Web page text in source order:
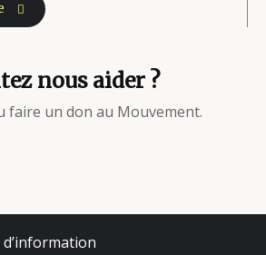
nous aider ?
faire un don au Mouvement.